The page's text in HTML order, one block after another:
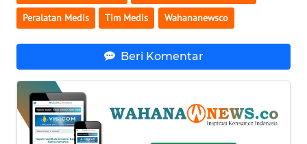
Peralatan Medis Tim Medis Wahananewsco
Beri Komentar
WN
NTB
WN
SULBAR